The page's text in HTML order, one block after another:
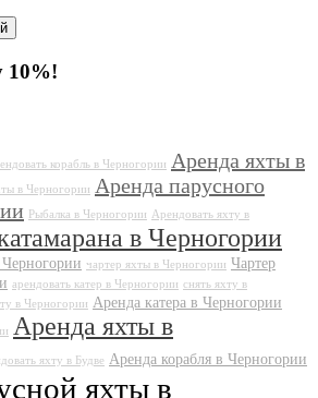
10%!
корабль в Черногории
Аренда яхты в
в Черногории
Аренда парусного
Рыбалка в Черногории Арендовать яхту в
в Черногории
чартер яхты в Черногории Чартер
арендовать катер в Черногории снять яхту в
в Черногории Аренда катера в Черногории
Аренда яхты в
яхту в Будве Аренда корабля в Черногории
яхты в